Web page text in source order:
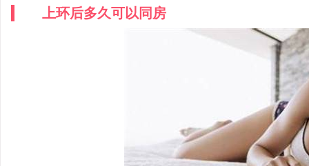
上环后多久可以同房